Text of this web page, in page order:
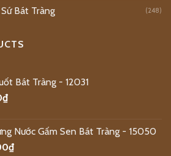
Bát Tràng (248)
Bát Tràng - 12031
₫
Nước Gấm Sen Bát Tràng - 15050
₫